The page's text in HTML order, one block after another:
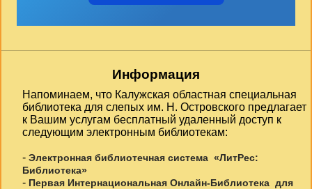
Информация
Напоминаем, что Калужская областная специальная
библиотека для слепых им. Н. Островского предлагает
к Вашим услугам бесплатный удаленный доступ к
следующим электронным библиотекам:
- Электронная библиотечная система «ЛитРес:
Библиотека»
- Первая Интернациональная Онлайн-Библиотека для